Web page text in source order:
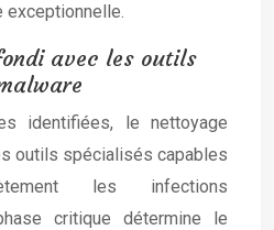
exceptionnelle.
avec les outils
identifiées, le nettoyage
outils spécialisés capables
les infections
critique détermine le